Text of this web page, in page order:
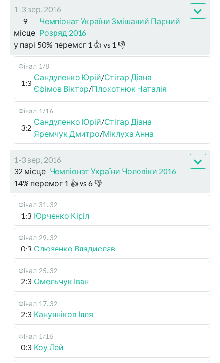
1-3 вер, 2016
9
місце
Чемпіонат України Змішаний Парний
Розряд 2016
у парі 50% перемог 1 👍 vs 1 👎
Фінал 1/8
1:3
Сандуленко Юрій/Стігар Діана
Єфімов Віктор/Плохотнюк Наталія
Фінал 1/16
3:2
Сандуленко Юрій/Стігар Діана
Яремчук Дмитро/Міклуха Анна
1-3 вер, 2016
32 місце Чемпіонат України Чоловіки 2016
14% перемог 1 👍 vs 6👎
Фінал 31..32
1:3 Юрченко Кіріл
Фінал 29..32
0:3 Слюзенко Владислав
Фінал 25..32
2:3 Омельчук Іван
Фінал 17..32
2:3 Канунніков Ілля
Фінал 1/16
0:3 Коу Лей